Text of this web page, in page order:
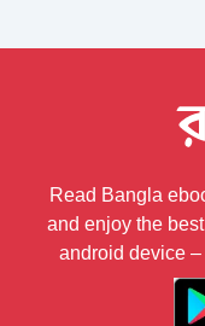
Read Bangla
and enjoy the
android device –